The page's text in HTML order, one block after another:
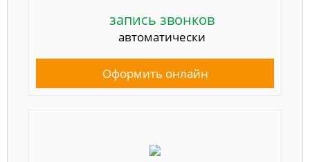
запись звонков
автоматически
Оформить онлайн